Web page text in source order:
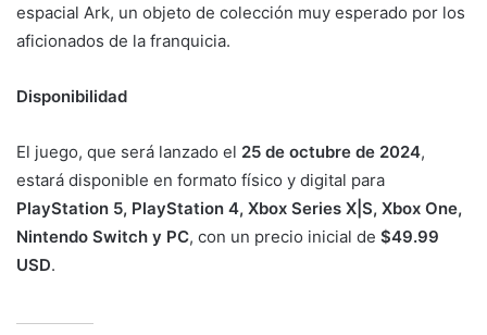
espacial Ark, un objeto de colección muy esperado por los
aficionados de la franquicia.
Disponibilidad
El juego, que será lanzado el 25 de octubre de 2024,
estará disponible en formato físico y digital para
PlayStation 5, PlayStation 4, Xbox Series X|S, Xbox One,
Nintendo Switch y PC, con un precio inicial de $49.99
USD.